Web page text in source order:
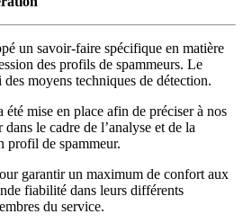
un savoir-faire spécifique en matière
des profils de spammeurs. Le
moyens techniques de détection.
mise en place afin de préciser à nos
le cadre de l’analyse et de la
profil de spammeur.
garantir un maximum de confort aux
fiabilité dans leurs différents
du service.